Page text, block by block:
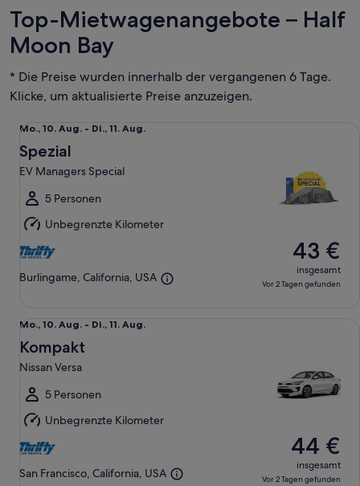
Top-Mietwagenangebote – Half
Moon Bay
* Die Preise wurden innerhalb der vergangenen 6 Tage.
Klicke, um aktualisierte Preise anzuzeigen.
Mo.,
10.
Aug.
bis
Di.,
11.
Aug.
Mo., 10. Aug. - Di., 11. Aug.
Spezial
EV Managers Special
5 Personen
Unbegrenzte Kilometer
Burlingame, California, USA
43 €
insgesamt
Vor 2 Tagen gefunden
Mo.,
10.
Aug.
bis
Di.,
11.
Aug.
Mo., 10. Aug. - Di., 11. Aug.
Kompakt
Nissan Versa
5 Personen
Unbegrenzte Kilometer
San Francisco, California, USA
44 €
insgesamt
Vor 2 Tagen gefunden